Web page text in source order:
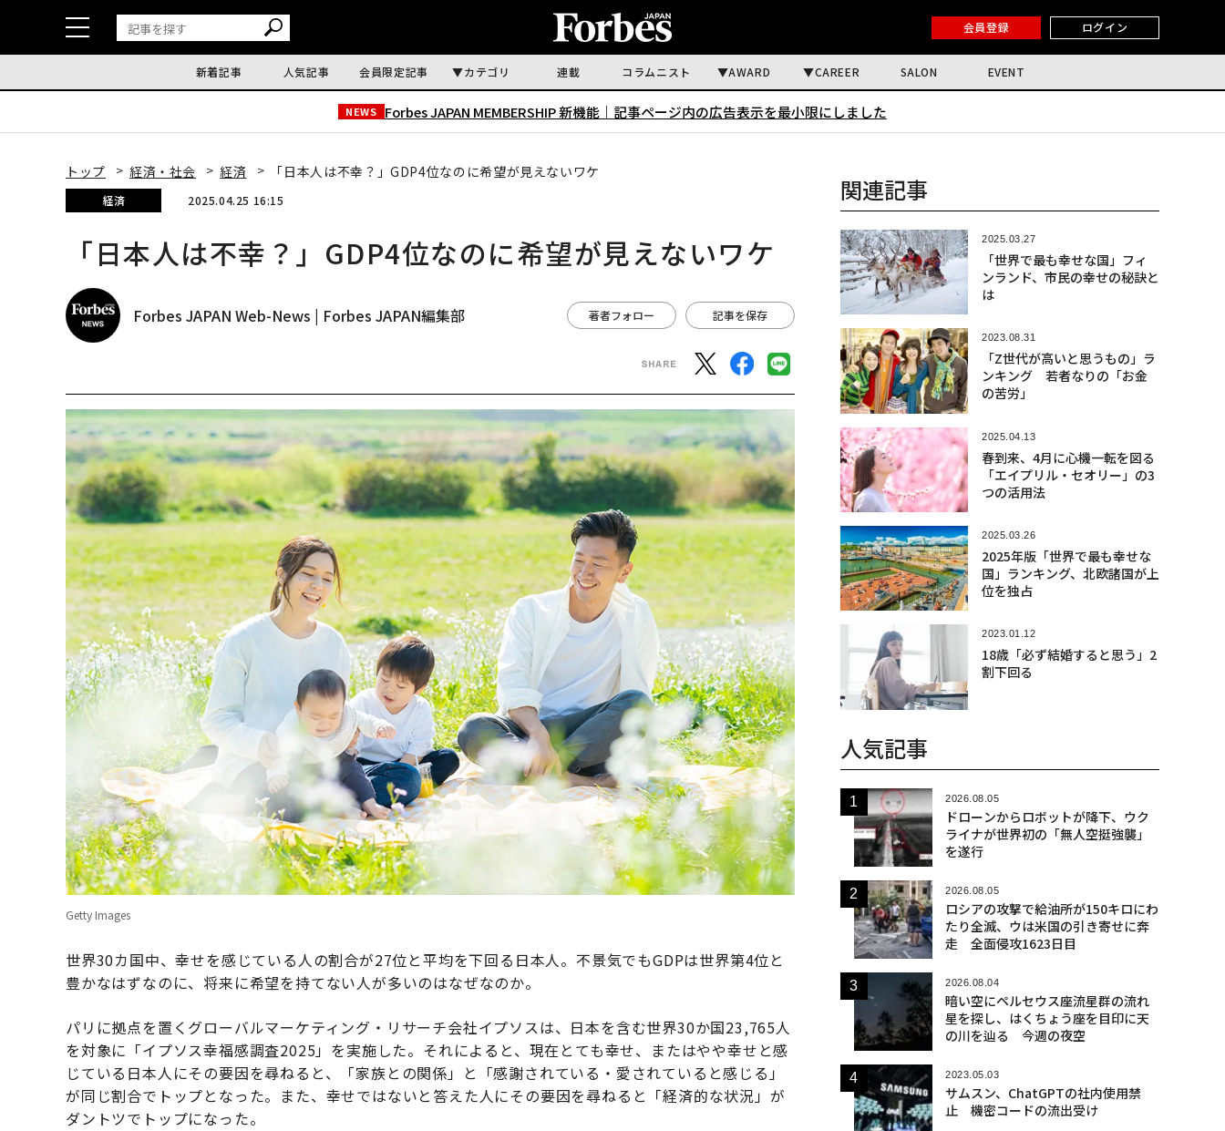
会員登録 ログイン
新着記事 人気記事 会員限定記事 カテゴリ 連載 コラムニスト AWARD CAREER SALON EVENT
NEWS Forbes JAPAN MEMBERSHIP 新機能｜ 記事ページ内の広告表示を最小限にしました
トップ 経済・社会 経済 「日本人は不幸？」GDP4位なのに希望が見えないワケ
経済 2025.04.25 16:15
「日本人は不幸？」GDP4位なのに希望が見えないワケ
Forbes JAPAN Web-News | Forbes JAPAN編集部 著者フォロー 記事を保存
Getty Images
世界30カ国中、幸せを感じている人の割合が27位と平均を下回る日本人。不景気でもGDPは世界第4位と
豊かなはずなのに、将来に希望を持てない人が多いのはなぜなのか。
パリに拠点を置くグローバルマーケティング・リサーチ会社イプソスは、日本を含む世界30か国23,765人
を対象に「イプソス幸福感調査2025」を実施した。それによると、現在とても幸せ、またはやや幸せと感
じている日本人にその要因を尋ねると、「家族との関係」と「感謝されている・愛されていると感じる」
が同じ割合でトップとなった。また、幸せではないと答えた人にその要因を尋ねると「経済的な状況」が
ダントツでトップになった。
関連記事
2025.03.27
「世界で最も幸せな国」フィ
ンランド、市民の幸せの秘訣と
は
2023.08.31
「Z世代が高いと思うもの」ラ
ンキング 若者なりの「お金
の苦労」
2025.04.13
春到来、4月に心機一転を図る
「エイプリル・セオリー」の3
つの活用法
2025.03.26
2025年版「世界で最も幸せな
国」ランキング、北欧諸国が上
位を独占
2023.01.12
18歳「必ず結婚すると思う」2
割下回る
人気記事
2026.08.05
ドローンからロボットが降下、ウク
ライナが世界初の「無人空挺強襲」
を遂行
2026.08.05
ロシアの攻撃で給油所が150キロにわ
たり全滅、ウは米国の引き寄せに奔
走 全面侵攻1623日目
2026.08.04
暗い空にペルセウス座流星群の流れ
星を探し、はくちょう座を目印に天
の川を辿る 今週の夜空
2023.05.03
サムスン、ChatGPTの社内使用禁
止 機密コードの流出受け